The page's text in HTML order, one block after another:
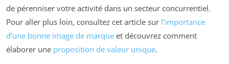
de pérenniser votre activité dans un secteur concurrentiel.
Pour aller plus loin, consultez cet article sur l’importance
d’une bonne image de marque et découvrez comment
élaborer une proposition de valeur unique.